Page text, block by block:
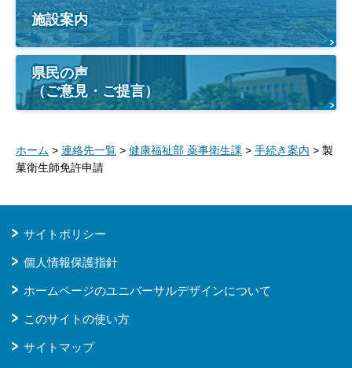
施設案内
県民の声
（ご意見・ご提言）
ホーム > 連絡先一覧 > 健康福祉部 薬事衛生課 > 手続き案内 > 製
菓衛生師免許申請
サイトポリシー
個人情報保護指針
ホームページのユニバーサルデザインについて
このサイトの使い方
サイトマップ